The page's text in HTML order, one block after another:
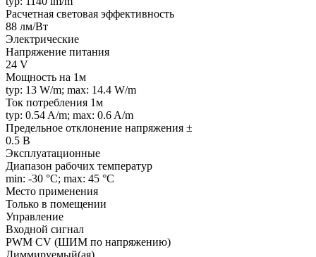
Расчетная световая эффективность
88 лм/Вт
Электрические
Напряжение питания
24 V
Мощность на 1м
typ: 13 W/m; max: 14.4 W/m
Ток потребления 1м
typ: 0.54 A/m; max: 0.6 A/m
Предельное отклонение напряжения ±
0.5 В
Эксплуатационные
Диапазон рабочих температур
min: -30 °C; max: 45 °C
Место применения
Только в помещении
Управление
Входной сигнал
PWM СV (ШИМ по напряжению)
Диммируемый(ая)